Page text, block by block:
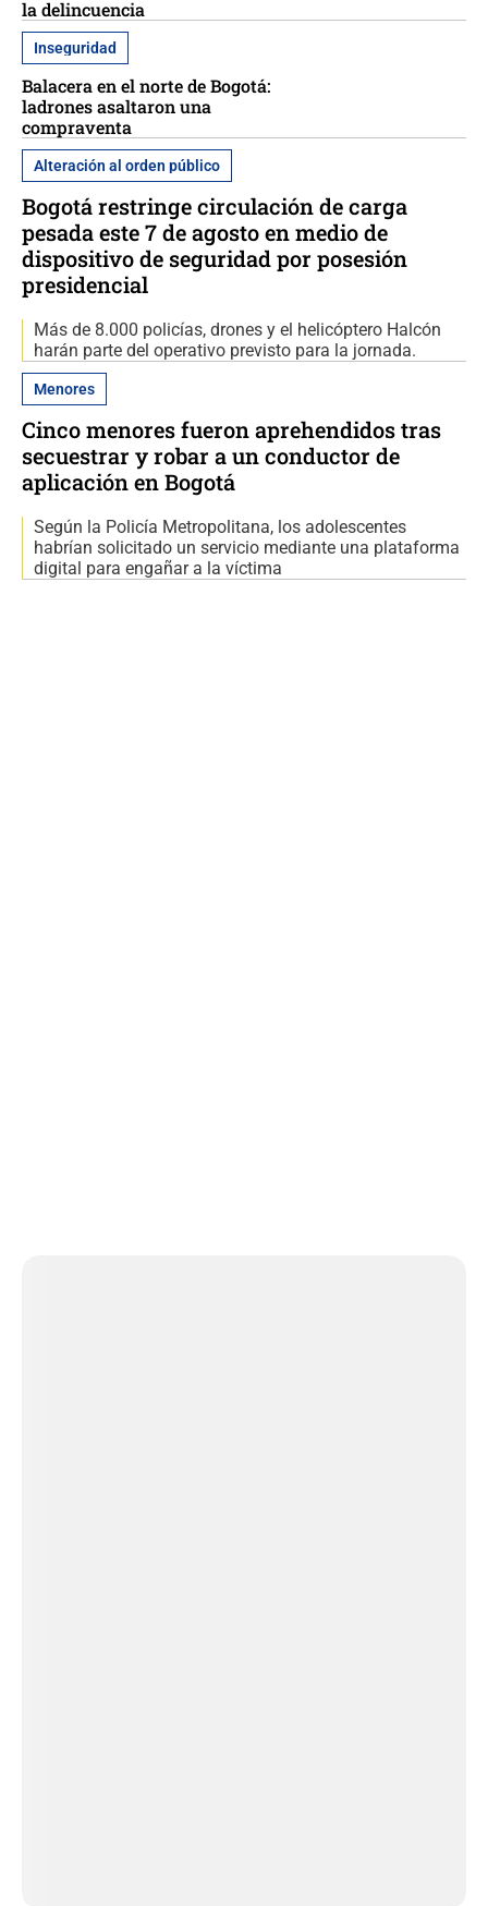
la delincuencia
Inseguridad
Balacera en el norte de Bogotá:
ladrones asaltaron una
compraventa
Alteración al orden público
Bogotá restringe circulación de carga
pesada este 7 de agosto en medio de
dispositivo de seguridad por posesión
presidencial
Más de 8.000 policías, drones y el helicóptero Halcón
harán parte del operativo previsto para la jornada.
Menores
Cinco menores fueron aprehendidos tras
secuestrar y robar a un conductor de
aplicación en Bogotá
Según la Policía Metropolitana, los adolescentes
habrían solicitado un servicio mediante una plataforma
digital para engañar a la víctima